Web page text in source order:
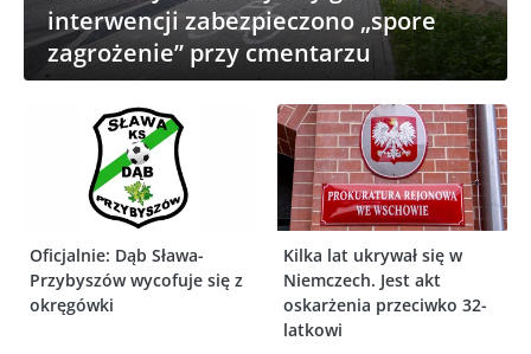
interwencji zabezpieczono „spore
zagrożenie” przy cmentarzu
Oficjalnie: Dąb Sława-
Przybyszów wycofuje się z
okręgówki
Kilka lat ukrywał się w
Niemczech. Jest akt
oskarżenia przeciwko 32-
latkowi